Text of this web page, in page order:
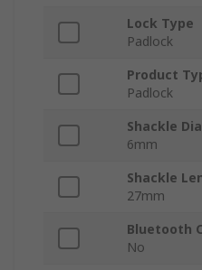
Lock Type
Padlock
Product
Padlock
Shackle
6mm
Shackle
27mm
Bluetooth
No